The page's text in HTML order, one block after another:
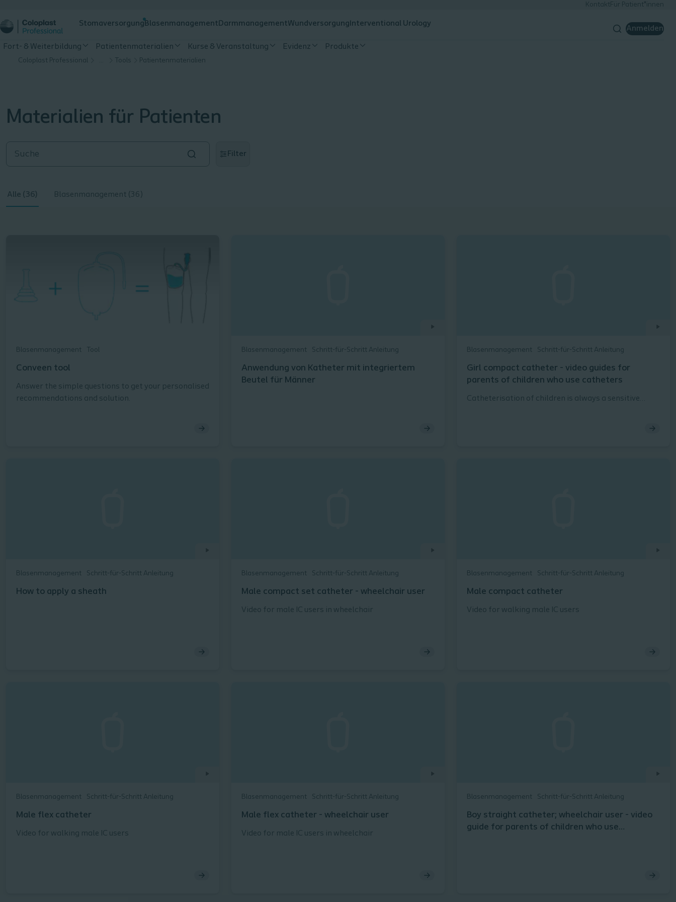
KontaktFür Patient*innen
Stomaversorgung Blasenmanagement DarmmanagementWundversorgung Interventional Urology
Anmelden
Fort- & Weiterbildung Patientenmaterialien Kurse & Veranstaltung Evidenz Produkte
Coloplast Professional Tools Patientenmaterialien
Materialien für Patienten
Filter
Alle (36) Blasenmanagement (36)
Blasenmanagement Tool
Conveen tool
Answer the simple questions to get your personalised
recommendations and solution.
Blasenmanagement Schritt-für-Schritt Anleitung
Anwendung von Katheter mit integriertem
Beutel für Männer
Blasenmanagement Schritt-für-Schritt Anleitung
Girl compact catheter - video guides for
parents of children who use catheters
Catheterisation of children is always a sensitive
Blasenmanagement Schritt-für-Schritt Anleitung
How to apply a sheath
Blasenmanagement Schritt-für-Schritt Anleitung
Male compact set catheter - wheelchair user
Video for male IC users in wheelchair
Blasenmanagement Schritt-für-Schritt Anleitung
Male compact catheter
Video for walking male IC users
Blasenmanagement Schritt-für-Schritt Anleitung
Male flex catheter
Video for walking male IC users
Blasenmanagement Schritt-für-Schritt Anleitung
Male flex catheter - wheelchair user
Video for male IC users in wheelchair
Blasenmanagement Schritt-für-Schritt Anleitung
Boy straight catheter; wheelchair user - video
guide for parents of children who use